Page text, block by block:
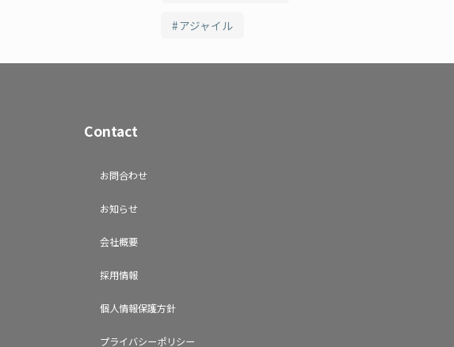
アジャイル
Contact
お問合わせ
お知らせ
会社概要
採用情報
個人情報保護方針
プライバシーポリシー